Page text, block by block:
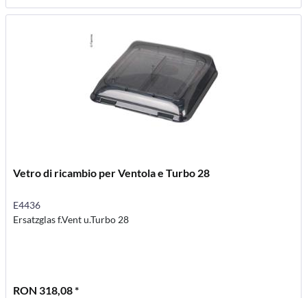
Vetro di ricambio per Ventola e Turbo 28
E4436
Ersatzglas f.Vent u.Turbo 28
RON 318,08 *